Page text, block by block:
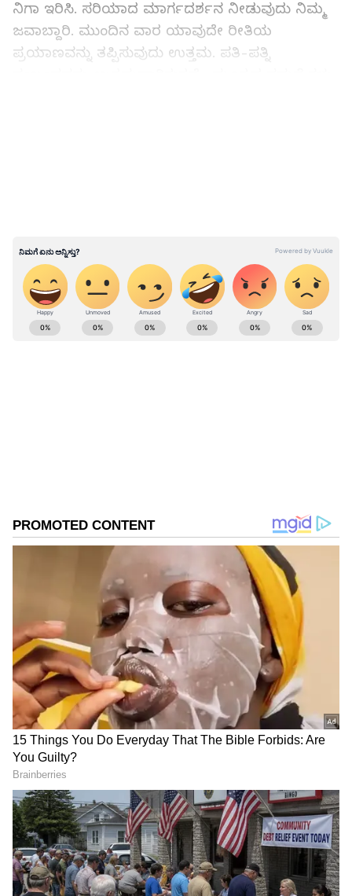
ನಿಗಾ ಇರಿಸಿ. ಸರಿಯಾದ ಮಾರ್ಗದರ್ಶನ ನೀಡುವುದು ನಿಮ್ಮ
ಜವಾಬ್ದಾರಿ. ಮುಂದಿನ ವಾರ ಯಾವುದೇ ರೀತಿಯ
ಪ್ರಯಾಣವನ್ನು ತಪ್ಪಿಸುವುದು ಉತ್ತಮ. ಪತಿ-ಪತ್ನಿ
ಸಮಸ್ಯೆ ಇರುವವರು ಸಂಪೂರ್ಣ ಕಾಳಜಿ ವಹಿಸಬೇಕು.
ABOUT THE AUTHOR
DOWNLOAD APP